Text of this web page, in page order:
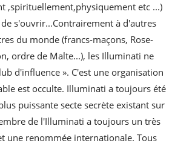
,spirituellement,physiquement etc ...)
s'ouvrir...Contrairement à d'autres
du monde (francs-maçons, Rose-
ordre de Malte...), les Illuminati ne
d'influence ». C'est une organisation
est occulte. Illuminati a toujours été
puissante secte secrète existant sur
de l'Illuminati a toujours un très
une renommée internationale. Tous